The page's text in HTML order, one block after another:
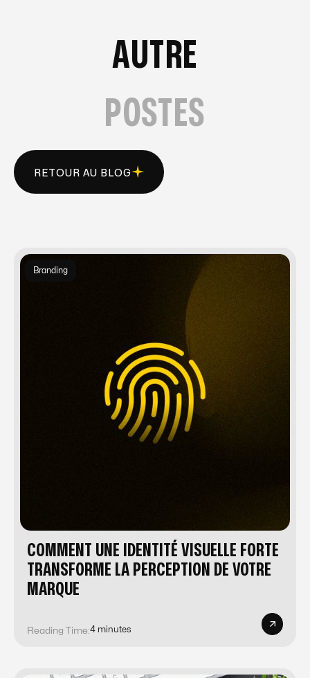
AUTRE
POSTES
RETOUR AU BLOG
Branding
COMMENT UNE IDENTITÉ VISUELLE FORTE
TRANSFORME LA PERCEPTION DE VOTRE
MARQUE
Reading Time:4 minutes